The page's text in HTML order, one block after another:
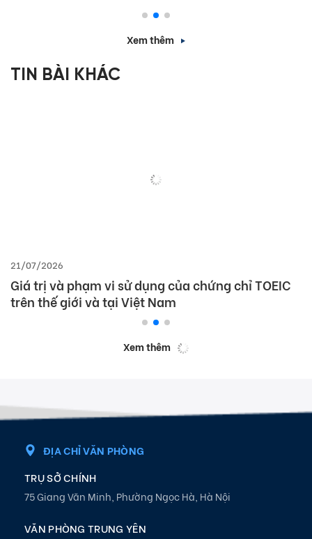
Xem thêm
TIN BÀI KHÁC
21/07/2026
Giá trị và phạm vi sử dụng của chứng chỉ TOEIC
trên thế giới và tại Việt Nam
Xem thêm
ĐỊA CHỈ VĂN PHÒNG
TRỤ SỞ CHÍNH
75 Giang Văn Minh, Phường Ngọc Hà, Hà Nội
VĂN PHÒNG TRUNG YÊN